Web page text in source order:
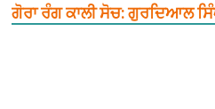
ਗੋਰਾ ਰੰਗ ਕਾਲੀ ਸੋਚ: ਗੁਰਦਿਆਲ